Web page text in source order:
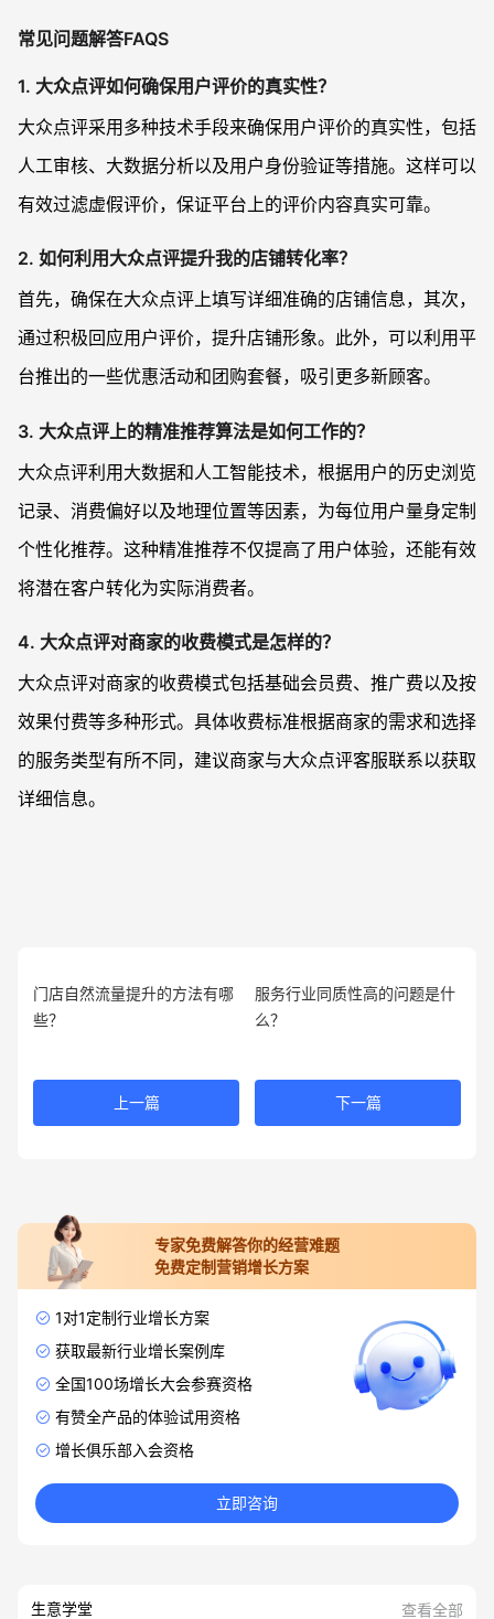
常见问题解答FAQS
1. 大众点评如何确保用户评价的真实性？
大众点评采用多种技术手段来确保用户评价的真实性，包括
人工审核、大数据分析以及用户身份验证等措施。这样可以
有效过滤虚假评价，保证平台上的评价内容真实可靠。
2. 如何利用大众点评提升我的店铺转化率？
首先，确保在大众点评上填写详细准确的店铺信息，其次，
通过积极回应用户评价，提升店铺形象。此外，可以利用平
台推出的一些优惠活动和团购套餐，吸引更多新顾客。
3. 大众点评上的精准推荐算法是如何工作的？
大众点评利用大数据和人工智能技术，根据用户的历史浏览
记录、消费偏好以及地理位置等因素，为每位用户量身定制
个性化推荐。这种精准推荐不仅提高了用户体验，还能有效
将潜在客户转化为实际消费者。
4. 大众点评对商家的收费模式是怎样的？
大众点评对商家的收费模式包括基础会员费、推广费以及按
效果付费等多种形式。具体收费标准根据商家的需求和选择
的服务类型有所不同，建议商家与大众点评客服联系以获取
详细信息。
门店自然流量提升的方法有哪
些？
上一篇
服务行业同质性高的问题是什
么？
下一篇
专家免费解答你的经营难题
免费定制营销增长方案
1对1定制行业增长方案
获取最新行业增长案例库
全国100场增长大会参赛资格
有赞全产品的体验试用资格
增长俱乐部入会资格
立即咨询
生意学堂 查看全部